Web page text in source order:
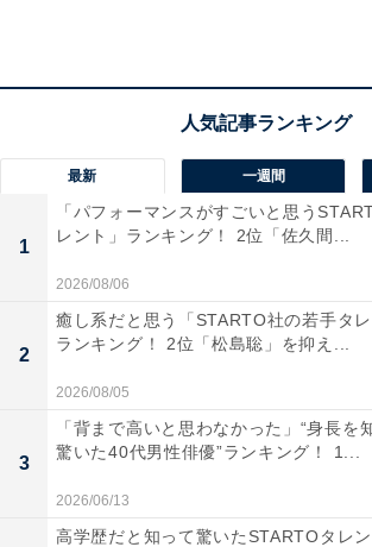
A post shared by 明石家さんま
第3位は、明石家さんまさん。
ビートたけしさん、タモリさんと並ん
BIG3」と称される、お笑い界の第一線
ー。多数のレギュラー番組やスペシャ
め、大御所の貫録がありながら、どん
を盛り上げてくれるトーク力の高さが
気です。
最新 一週間
1
「パフォーマンスがすごいと思う
レント」ランキング！ 2位「佐久間...
2026/08/06
2
癒し系だと思う「STARTO社の若手タレ
ランキング！ 2位「松島聡」を抑え...
2026/08/05
3
「背まで高いと思わなかった」“身長を
驚いた40代男性俳優”ランキング！ 1...
2026/06/13
高学歴だと知って驚いたSTARTOタレ